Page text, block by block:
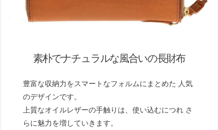
素朴でナチュラルな風合いの長財布
豊富な収納力をスマートなフォルムにまとめた 人気
のデザインです。
上質なオイルレザーの手触りは、使い込むにつれ さ
らに魅力を増していきます。